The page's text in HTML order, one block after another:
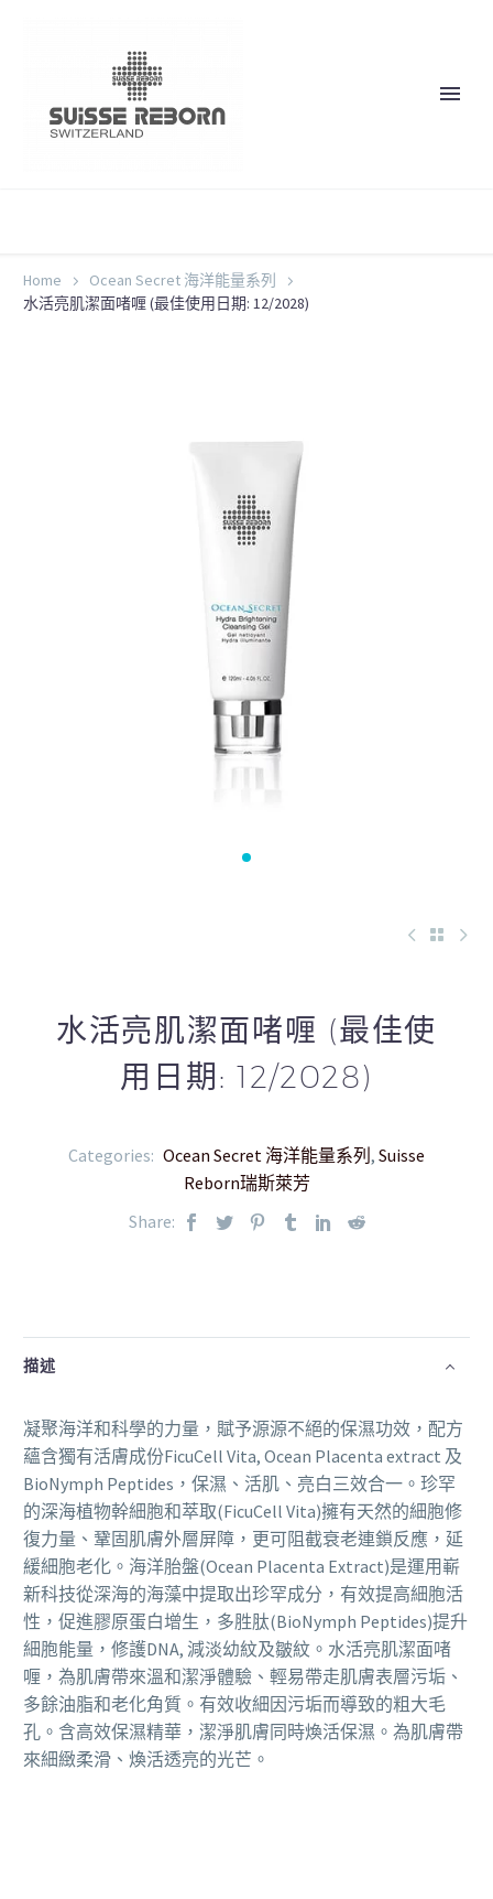
Home
Ocean Secret 海洋能量系列
水活亮肌潔面啫喱 (最佳使用日期: 12/2028)
水活亮肌潔面啫喱 (最佳使
用日期: 12/2028)
Categories: Ocean Secret 海洋能量系列 , Suisse
Reborn瑞斯萊芳
Share:
描述
凝聚海洋和科學的力量，賦予源源不絕的保濕功效，配方
蘊含獨有活膚成份FicuCell Vita, Ocean Placenta extract 及
BioNymph Peptides，保濕、活肌、亮白三效合一。珍罕
的深海植物幹細胞和萃取(FicuCell Vita)擁有天然的細胞修
復力量、鞏固肌膚外層屏障，更可阻截衰老連鎖反應，延
緩細胞老化。海洋胎盤(Ocean Placenta Extract)是運用嶄
新科技從深海的海藻中提取出珍罕成分，有效提高細胞活
性，促進膠原蛋白增生，多胜肽(BioNymph Peptides)提升
細胞能量，修護DNA, 減淡幼紋及皺紋。水活亮肌潔面啫
喱，為肌膚帶來溫和潔淨體驗、輕易帶走肌膚表層污垢、
多餘油脂和老化角質。有效收細因污垢而導致的粗大毛
孔。含高效保濕精華，潔淨肌膚同時煥活保濕。為肌膚帶
來細緻柔滑、煥活透亮的光芒。